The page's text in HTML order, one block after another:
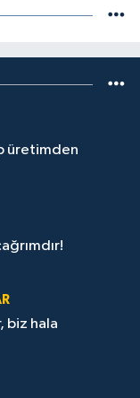
üretimden
biz hala